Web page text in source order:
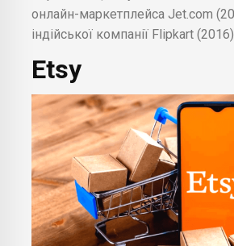
онлайн-маркетплейса Jet.com
індійської компанії Flipkart (2016).
Etsy